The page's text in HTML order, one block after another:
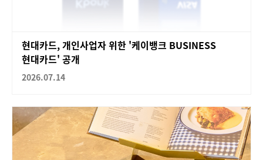
현대카드, 개인사업자 위한 '케이뱅크 BUSINESS
현대카드' 공개
2026.07.14